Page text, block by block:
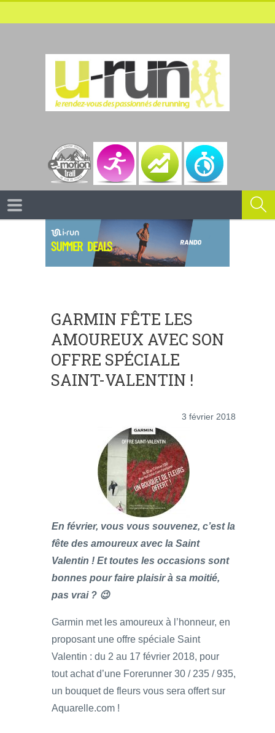
GARMIN FÊTE LES
AMOUREUX AVEC SON
OFFRE SPÉCIALE
SAINT-VALENTIN !
3 février 2018
En février, vous vous souvenez, c’est la
fête des amoureux avec la Saint
Valentin ! Et toutes les occasions sont
bonnes pour faire plaisir à sa moitié,
pas vrai ? 😉
Garmin met les amoureux à l’honneur, en
proposant une offre spéciale Saint
Valentin : du 2 au 17 février 2018, pour
tout achat d’une Forerunner 30 / 235 / 935,
un bouquet de fleurs vous sera offert sur
Aquarelle.com !